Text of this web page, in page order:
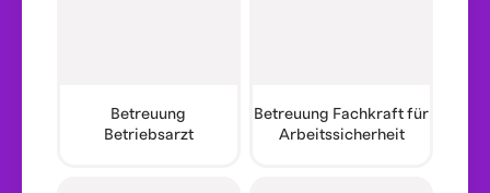
Betreuung
Betriebsarzt
Betreuung Fachkraft für
Arbeitssicherheit